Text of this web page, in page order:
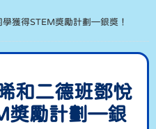
獲得STEM獎勵計劃—銀獎！
和二德班鄧悅
獎勵計劃—銀